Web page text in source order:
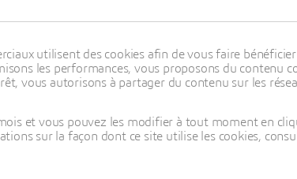
respect de la directive
œuvre les solutions
la collaboration
la gestion de
et la livraison de produits,
le domaine des essais,
TÜV Rheinland dispose
monde de plus en plus
utilisent des cookies afin de vous faire
les performances, vous proposons du contenu
vous autorisons à partager du contenu sur les
et vous pouvez les modifier à tout moment en
sur la façon dont ce site utilise les cookies,